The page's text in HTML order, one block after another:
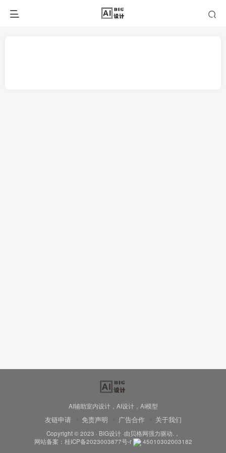
AI辅助室内设计，AI设计，AI模型
友链申请 免责声明 广告合作 关于我们
Copyright © 2023 · BIG设计·由贝格网强力驱动.，
网站备案： 桂ICP备2023003877号-r 45010302003182